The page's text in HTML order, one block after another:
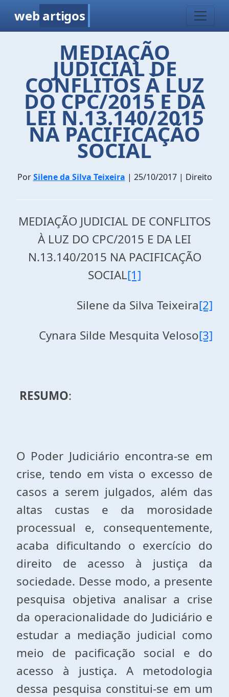
web artigos
MEDIAÇÃO
JUDICIAL DE
CONFLITOS À LUZ
DO CPC/2015 E DA
LEI N.13.140/2015
NA PACIFICAÇÃO
SOCIAL
PorSilene da Silva Teixeira | 25/10/2017 | Direito
MEDIAÇÃO JUDICIAL DE CONFLITOS
À LUZ DO CPC/2015 E DA LEI
N.13.140/2015 NA PACIFICAÇÃO
SOCIAL[1]
Silene da Silva Teixeira[2]
Cynara Silde Mesquita Veloso[3]
RESUMO:
O Poder Judiciário encontra-se em
crise, tendo em vista o excesso de
casos a serem julgados, além das
altas custas e da morosidade
processual e, consequentemente,
acaba dificultando o exercício do
direito de acesso à justiça da
sociedade. Desse modo, a presente
pesquisa objetiva analisar a crise
da operacionalidade do Judiciário e
estudar a mediação judicial como
meio de pacificação social e do
acesso à justiça. A metodologia
dessa pesquisa constitui-se em um